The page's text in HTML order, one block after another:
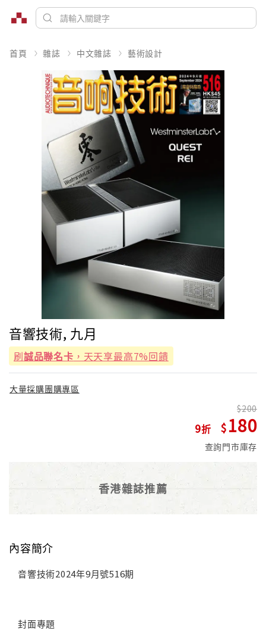
首頁 雜誌 中文雜誌 藝術設計
音響技術, 九月
刷誠品聯名卡 ，天天享最高7%回饋
大量採購團購專區
9
200
180
查詢門市庫存
香港雜誌推薦
內容簡介
音響技術2024年9月號516期
封面專題